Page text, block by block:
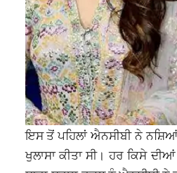
ਇਸ ਤੋਂ ਪਹਿਲਾਂ ਐਨਸੀਬੀ ਨੇ
ਖੁਲਾਸਾ ਕੀਤਾ ਸੀ। ਹਰ ਕਿਸੇ